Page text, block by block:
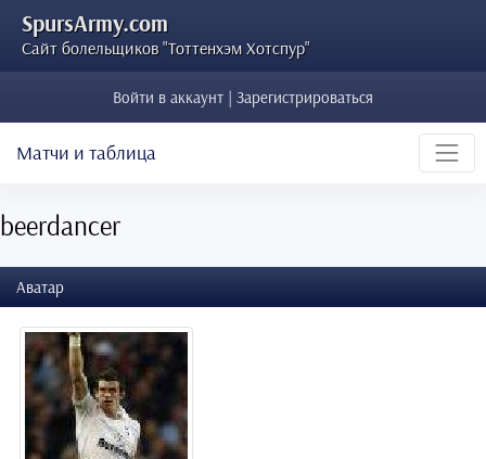
SpursArmy.com
Сайт болельщиков "Тоттенхэм Хотспур"
Войти в аккаунт | Зарегистрироваться
Матчи и таблица
beerdancer
Аватар